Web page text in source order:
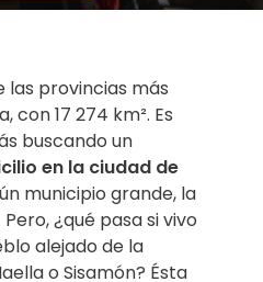
las provincias más
con 17 274 km². Es
buscando un
en la ciudad de
municipio grande, la
¿qué pasa si vivo
alejado de la
o Sisamón? Ésta